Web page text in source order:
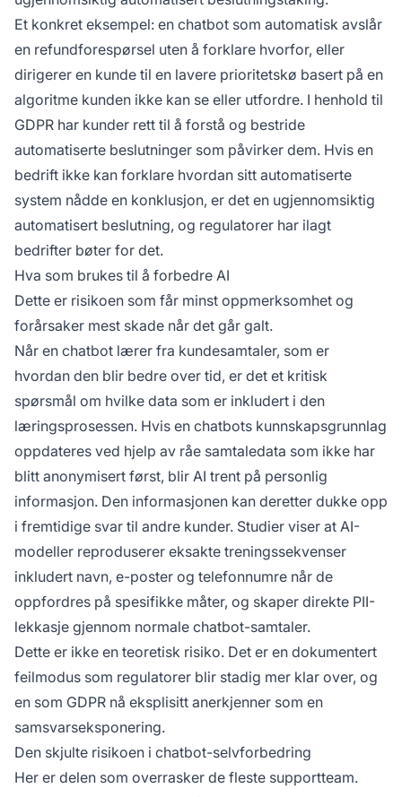
Et konkret eksempel: en chatbot som automatisk avslår
en refundforespørsel uten å forklare hvorfor, eller
dirigerer en kunde til en lavere prioritetskø basert på en
algoritme kunden ikke kan se eller utfordre. I henhold til
GDPR har kunder rett til å forstå og bestride
automatiserte beslutninger som påvirker dem. Hvis en
bedrift ikke kan forklare hvordan sitt automatiserte
system nådde en konklusjon, er det en ugjennomsiktig
automatisert beslutning, og regulatorer har ilagt
bedrifter bøter for det.
Hva som brukes til å forbedre AI
Dette er risikoen som får minst oppmerksomhet og
forårsaker mest skade når det går galt.
Når en chatbot lærer fra kundesamtaler, som er
hvordan den blir bedre over tid, er det et kritisk
spørsmål om hvilke data som er inkludert i den
læringsprosessen. Hvis en chatbots kunnskapsgrunnlag
oppdateres ved hjelp av råe samtaledata som ikke har
blitt anonymisert først, blir AI trent på personlig
informasjon. Den informasjonen kan deretter dukke opp
i fremtidige svar til andre kunder. Studier viser at AI-
modeller reproduserer eksakte treningssekvenser
inkludert navn, e-poster og telefonnumre når de
oppfordres på spesifikke måter, og skaper direkte PII-
lekkasje gjennom normale chatbot-samtaler.
Dette er ikke en teoretisk risiko. Det er en dokumentert
feilmodus som regulatorer blir stadig mer klar over, og
en som GDPR nå eksplisitt anerkjenner som en
samsvarseksponering.
Den skjulte risikoen i chatbot-selvforbedring
Her er delen som overrasker de fleste supportteam.